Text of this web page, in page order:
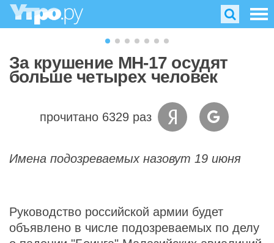
За крушение МН-17 осудят
больше четырех человек
прочитано 6329 раз
Имена подозреваемых назовут 19 июня
Руководство российской армии будет
объявлено в числе подозреваемых по делу